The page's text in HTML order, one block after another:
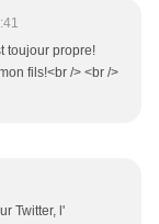
toujour propre!
fils!<br /> <br />
Twitter, l'